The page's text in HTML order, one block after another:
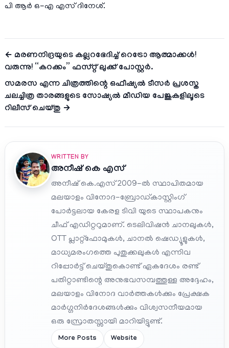
പി ആർ ഒ-എ എസ് ദിനേശ്.
← മരണനിദ്രയുടെ കല്ലറഭേദിച്ച് റെട്രോ ആത്മാക്കൾ!
വരുന്നു! “കറക്കം” ഫസ്റ്റ് ലുക്ക്‌ പോസ്റ്റർ.
സമരസ എന്ന ചിത്രത്തിന്റെ ഒഫീഷ്യൽ ടീസർ പ്രശസ്ത
ചലച്ചിത്ര താരങ്ങളുടെ സോഷ്യൽ മീഡിയ പേജുകളിലൂടെ
റിലീസ് ചെയ്തു →
WRITTEN BY
അനീഷ്‌ കെ എസ്
അനീഷ് കെ.എസ് 2009-ൽ സ്ഥാപിതമായ
മലയാളം വിനോദ-ബ്രോഡ്കാസ്റ്റിംഗ്
പോർട്ടലായ കേരള ടിവി യുടെ സ്ഥാപകനും
ചീഫ് എഡിറ്ററുമാണ്. ടെലിവിഷൻ ചാനലുകൾ,
OTT പ്ലാറ്റ്‌ഫോമുകൾ, ചാനൽ ഷെഡ്യൂളുകൾ,
മാധ്യമരംഗത്തെ പുതുക്കലുകൾ എന്നിവ
റിപ്പോർട്ട് ചെയ്തുകൊണ്ട് ഏകദേശം രണ്ട്
പതിറ്റാണ്ടിന്റെ അനുഭവസമ്പത്തുള്ള അദ്ദേഹം,
മലയാളം വിനോദ വാർത്തകൾക്കും പ്രേക്ഷക
മാർഗ്ഗനിർദേശങ്ങൾക്കും വിശ്വസനീയമായ
ഒരു സ്രോതസ്സായി മാറിയിട്ടുണ്ട്.
More Posts Website